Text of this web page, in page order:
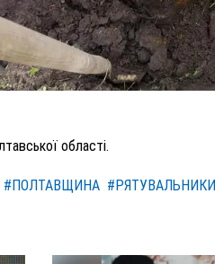
області.
#ПОЛТАВЩИНА #РЯТУВАЛЬНИКИ